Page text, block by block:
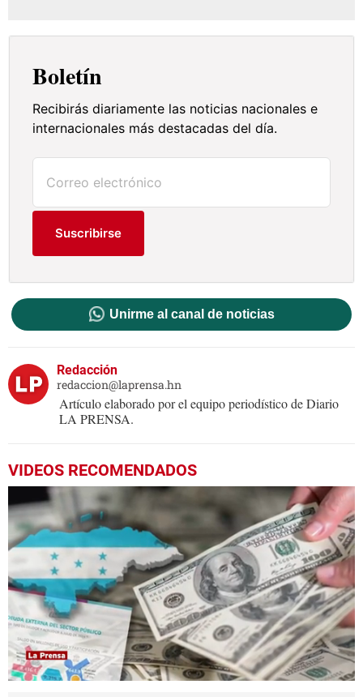
Boletín
Recibirás diariamente las noticias nacionales e
internacionales más destacadas del día.
Suscribirse
Unirme al canal de noticias
Redacción
redaccion@laprensa.hn
Artículo elaborado por el equipo periodístico de Diario
LA PRENSA.
VIDEOS RECOMENDADOS